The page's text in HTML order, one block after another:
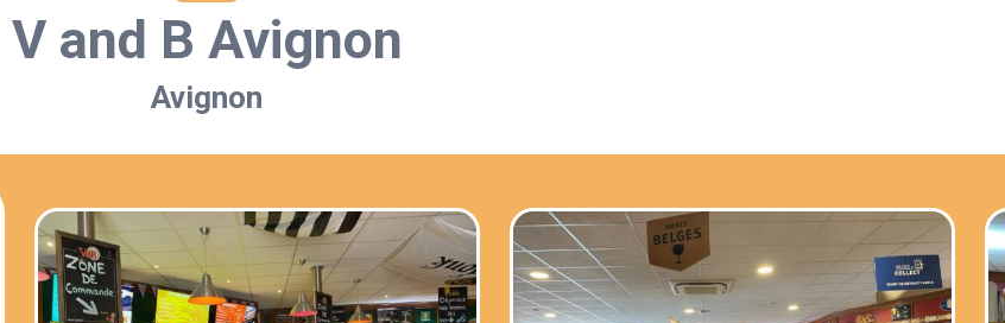
V and B Avignon
Avignon